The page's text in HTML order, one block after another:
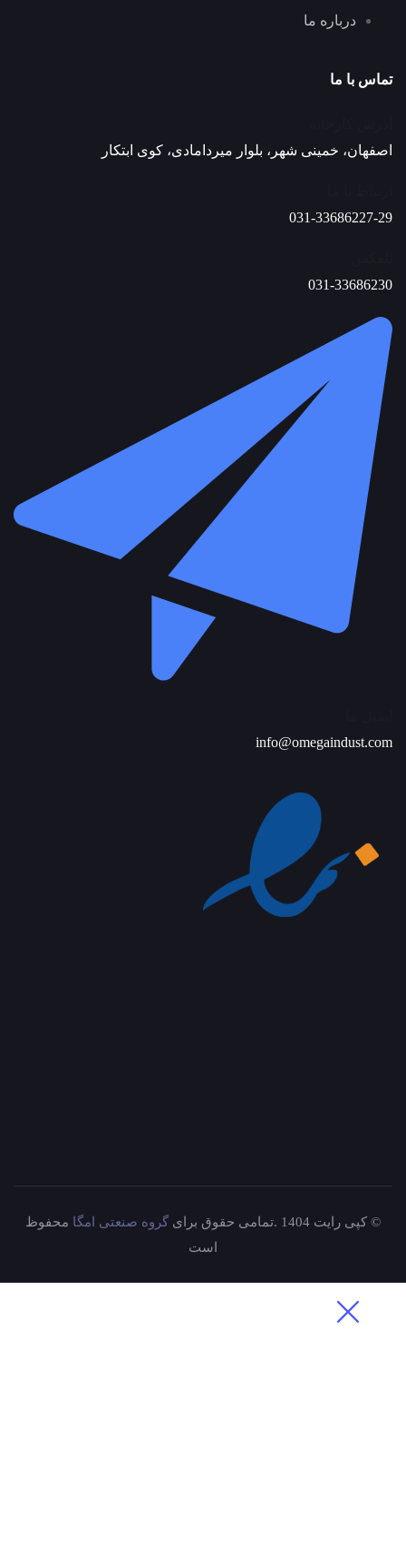
درباره ما
تماس با ما
اصفهان، خمینی شهر، بلوار میردامادی، کوی ابتکار
031-33686227-29
031-33686230
info@omegaindust.com
© کپی رایت 1404 .تمامی حقوق برای گروه صنعتی امگا محفوظ
است